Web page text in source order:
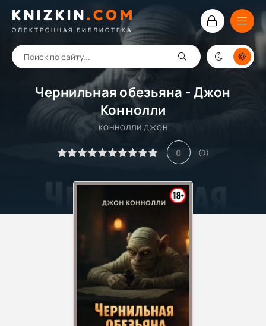
KNIZKIN. COM
ЭЛЕКТРОННАЯ БИБЛИОТЕКА
Чернильная обезьяна - Джон
Коннолли
КОННОЛЛИ ДЖОН
0 (0)